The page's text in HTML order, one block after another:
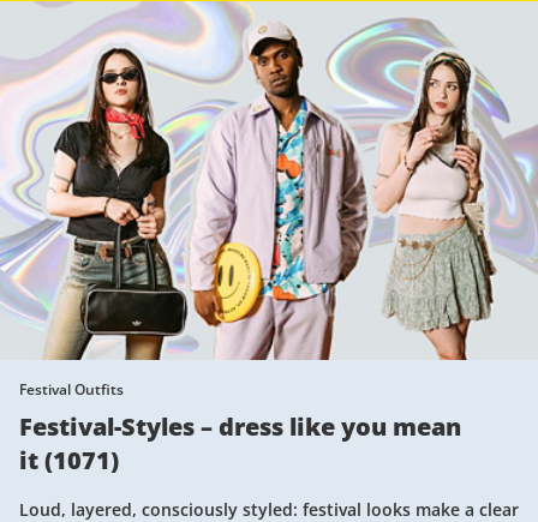
Festival Outfits
Festival-Styles – dress like you mean
it(1071)
Loud, layered, consciously styled: festival looks make a clear